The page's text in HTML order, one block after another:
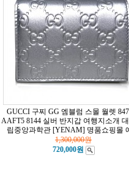
GUCCI 구찌 GG 엠블럼 스몰 월렛
AAFT5 8144 실버 반지갑 여행지소개
립중앙과학관 [YENAM] 명품쇼핑몰
1,300,000원
720,000원